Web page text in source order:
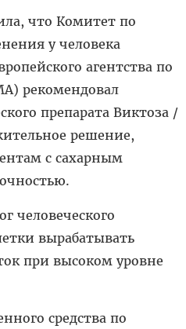
что Комитет по
у человека
агентства по
рекомендовал
препарата Виктоза /
решение,
с сахарным
человеческого
вырабатывать
при высоком уровне
средства по